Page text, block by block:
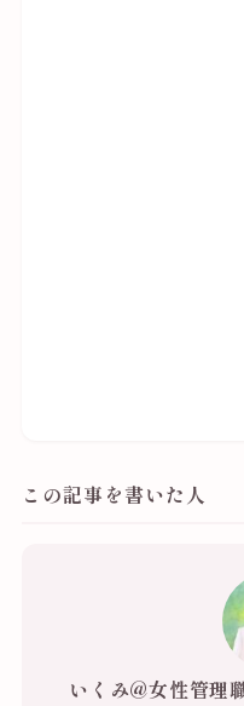
この記事を書いた人
いくみ@女性管理